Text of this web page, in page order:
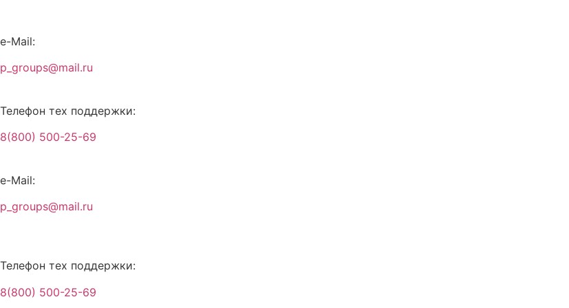
содержимому
e-Mail:
p_groups@mail.ru
Телефон тех поддержки:
8(800) 500-25-69
e-Mail:
p_groups@mail.ru
Телефон тех поддержки:
8(800) 500-25-69